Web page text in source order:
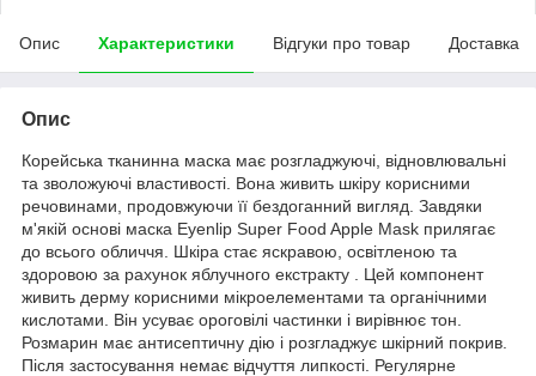
Опис Характеристики Відгуки про товар Доставка
Опис
Корейська тканинна маска має розгладжуючі, відновлювальні
та зволожуючі властивості. Вона живить шкіру корисними
речовинами, продовжуючи її бездоганний вигляд. Завдяки
м'якій основі маска Eyenlip Super Food Apple Mask прилягає
до всього обличчя. Шкіра стає яскравою, освітленою та
здоровою за рахунок яблучного екстракту . Цей компонент
живить дерму корисними мікроелементами та органічними
кислотами. Він усуває ороговілі частинки і вирівнює тон.
Розмарин має антисептичну дію і розгладжує шкірний покрив.
Після застосування немає відчуття липкості. Регулярне